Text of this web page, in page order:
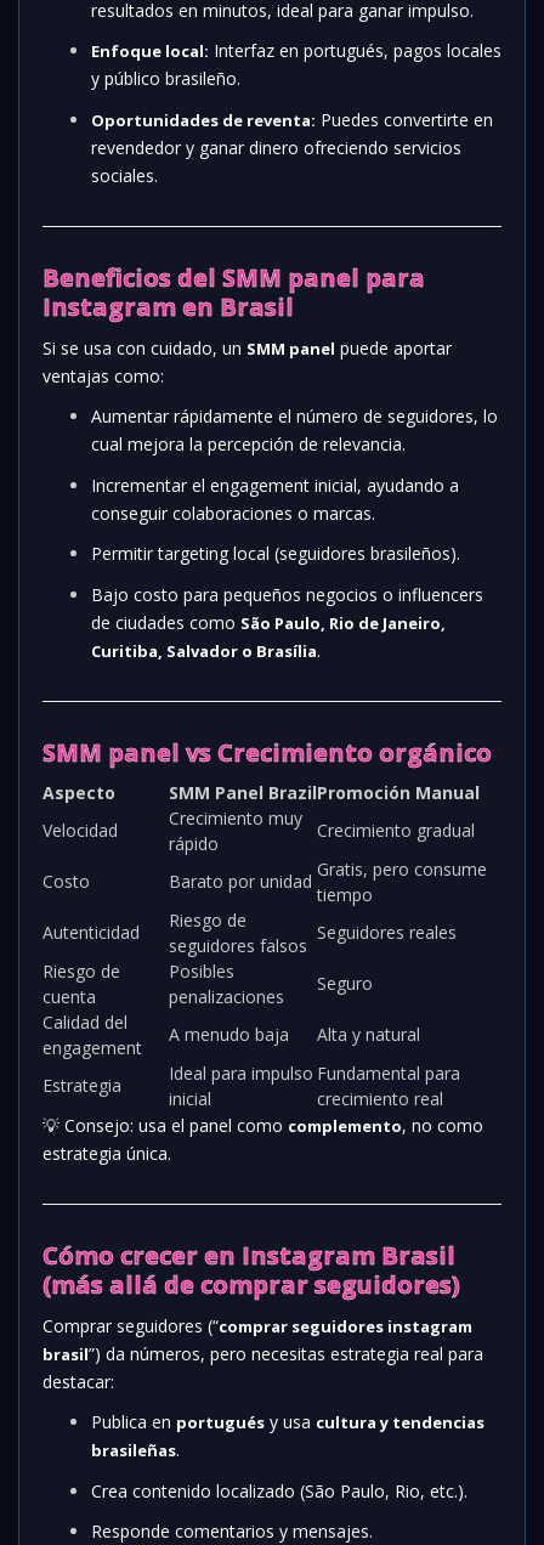
resultados en minutos, ideal para ganar impulso.
Enfoque local: Interfaz en portugués, pagos locales
y público brasileño.
Oportunidades de reventa: Puedes convertirte en
revendedor y ganar dinero ofreciendo servicios
sociales.
Beneficios del SMM panel para
Instagram en Brasil
Si se usa con cuidado, un SMM panel puede aportar
ventajas como:
Aumentar rápidamente el número de seguidores, lo
cual mejora la percepción de relevancia.
Incrementar el engagement inicial, ayudando a
conseguir colaboraciones o marcas.
Permitir targeting local (seguidores brasileños).
Bajo costo para pequeños negocios o influencers
de ciudades como São Paulo, Rio de Janeiro,
Curitiba, Salvador o Brasília.
SMM panel vs Crecimiento orgánico
Aspecto SMM Panel BrazilPromoción Manual
Velocidad
Crecimiento muy
rápido
Crecimiento gradual
Costo Barato por unidad
Gratis, pero consume
tiempo
Autenticidad
Riesgo de
seguidores falsos
Seguidores reales
Riesgo de
cuenta
Posibles
penalizaciones
Seguro
Calidad del
engagement
A menudo baja Alta y natural
Estrategia
Ideal para impulso
inicial
Fundamental para
crecimiento real
💡 Consejo: usa el panel como complemento, no como
estrategia única.
Cómo crecer en Instagram Brasil
(más allá de comprar seguidores)
Comprar seguidores (“comprar seguidores instagram
brasil”) da números, pero necesitas estrategia real para
destacar:
Publica en portugués y usa cultura y tendencias
brasileñas.
Crea contenido localizado (São Paulo, Rio, etc.).
Responde comentarios y mensajes.